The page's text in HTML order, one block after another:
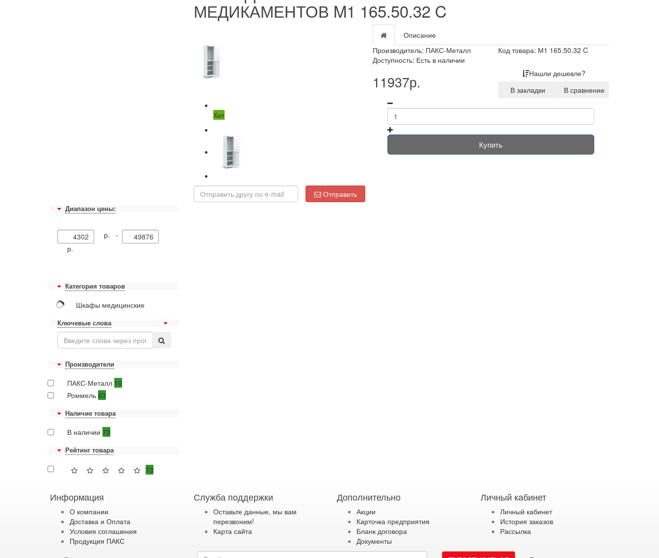
Диапазон цены:
р. -
р.
Категория товаров
Шкафы медицинские
Ключевые слова
Производители
ПАКС-Металл 10
Роммель 63
Наличие товара
В наличии 73
Рейтинг товара
73
МЕДИКАМЕНТОВ M1 165.50.32 C
Хит
Отправить
Описание
Производитель: ПАКС-Металл
Код товара: М1 165.50.32 C
Доступность: Есть в наличии
11937р.
Нашли дешевле?
В закладки
В сравнение
Купить
Информация
О компании
Доставка и Оплата
Условия соглашения
Продукция ПАКС
Служба поддержки
Оставьте данные, мы вам
перезвоним!
Карта сайта
Дополнительно
Акции
Карточка предприятия
Бланк договора
Документы
Личный кабинет
Личный кабинет
История заказов
Рассылка